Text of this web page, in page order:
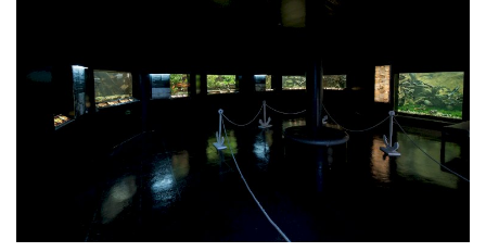
Educação
Estatuto Editorial
Ficha técnica